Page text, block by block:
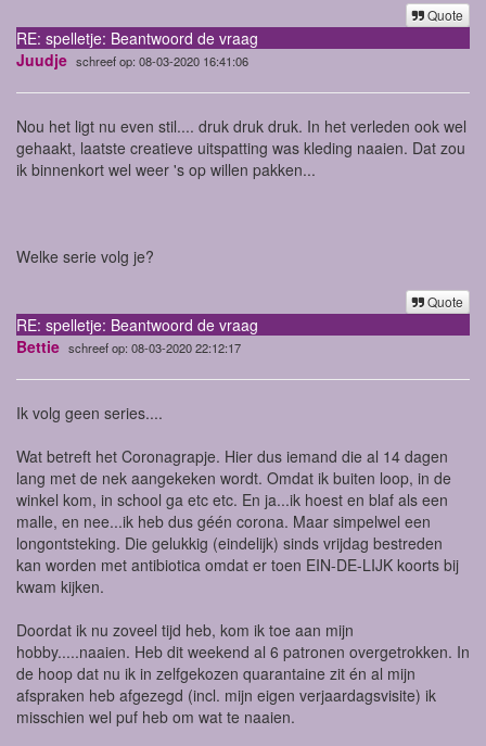
Quote
RE: spelletje: Beantwoord de vraag
Juudje schreef op: 08-03-2020 16:41:06
Nou het ligt nu even stil.... druk druk druk. In het verleden ook wel
gehaakt, laatste creatieve uitspatting was kleding naaien. Dat zou
ik binnenkort wel weer 's op willen pakken...
Welke serie volg je?
Quote
RE: spelletje: Beantwoord de vraag
Bettie schreef op: 08-03-2020 22:12:17
Ik volg geen series....
Wat betreft het Coronagrapje. Hier dus iemand die al 14 dagen
lang met de nek aangekeken wordt. Omdat ik buiten loop, in de
winkel kom, in school ga etc etc. En ja...ik hoest en blaf als een
malle, en nee...ik heb dus géén corona. Maar simpelwel een
longontsteking. Die gelukkig (eindelijk) sinds vrijdag bestreden
kan worden met antibiotica omdat er toen EIN-DE-LIJK koorts bij
kwam kijken.
Doordat ik nu zoveel tijd heb, kom ik toe aan mijn
hobby.....naaien. Heb dit weekend al 6 patronen overgetrokken. In
de hoop dat nu ik in zelfgekozen quarantaine zit én al mijn
afspraken heb afgezegd (incl. mijn eigen verjaardagsvisite) ik
misschien wel puf heb om wat te naaien.